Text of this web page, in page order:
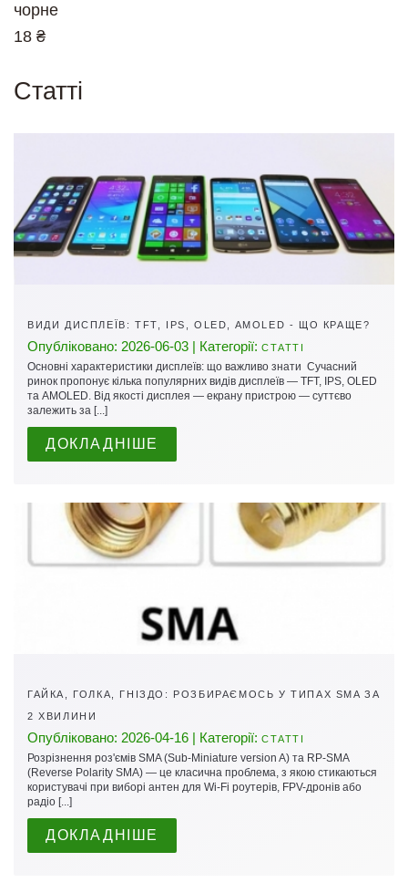
чорне
18 ₴
Cтатті
ВИДИ ДИСПЛЕЇВ: TFT, IPS, OLED, AMOLED - ЩО КРАЩЕ?
Опубліковано: 2026-06-03 | Категорії: СТАТТІ
Основні характеристики дисплеїв: що важливо знати Сучасний
ринок пропонує кілька популярних видів дисплеїв — TFT, IPS, OLED
та AMOLED. Від якості дисплея — екрану пристрою — суттєво
залежить за [...]
ДОКЛАДНІШЕ
ГАЙКА, ГОЛКА, ГНІЗДО: РОЗБИРАЄМОСЬ У ТИПАХ SMA ЗА
2 ХВИЛИНИ
Опубліковано: 2026-04-16 | Категорії: СТАТТІ
Розрізнення роз'ємів SMA (Sub-Miniature version A) та RP-SMA
(Reverse Polarity SMA) — це класична проблема, з якою стикаються
користувачі при виборі антен для Wi-Fi роутерів, FPV-дронів або
радіо [...]
ДОКЛАДНІШЕ